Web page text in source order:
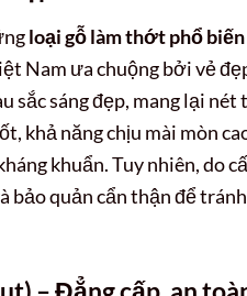
loại gỗ làm thớt phổ biến
Nam ưa chuộng bởi vẻ
sắc sáng đẹp, mang lại
khả năng chịu mài mòn
khuẩn. Tuy nhiên, do
bảo quản cẩn thận để